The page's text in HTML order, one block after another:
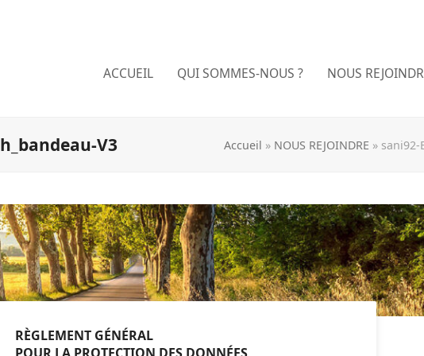
ACCUEIL QUI SOMMES-NOUS ? NOUS
V3 Accueil » NOUS REJOINDRE »
thumbnail (150x150)
RÈGLEMENT GÉNÉRAL